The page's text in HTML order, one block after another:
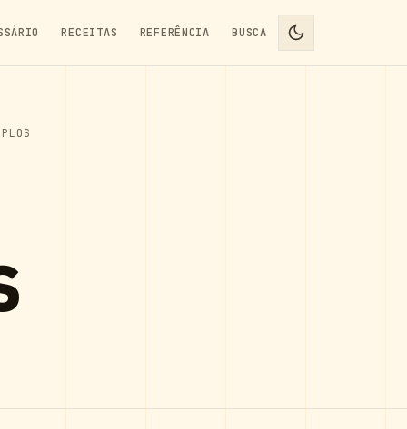
RECEITAS REFERÊNCIA BUSCA